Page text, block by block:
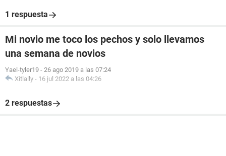
1 respuesta
Mi novio me toco los pechos y solo llevamos
una semana de novios
Yael-tyler19 - 26 ago 2019 a las 07:24
Xitlally - 16 jul 2022 a las 04:26
2 respuestas